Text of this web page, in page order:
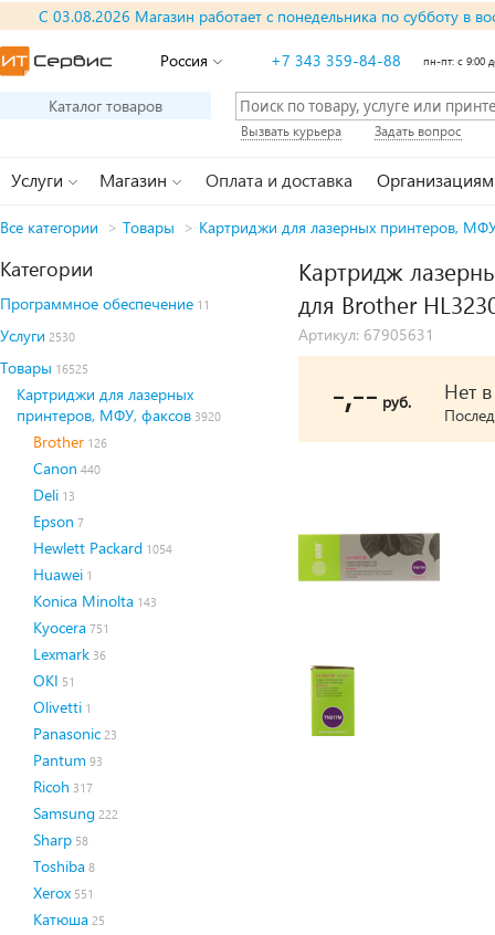
С 03.08.2026 Магазин работает с понедельника по субботу в
Россия +7 343 359-84-88 пн-пт: с 9:00
Каталог товаров
Вызвать курьера Задать вопрос
Услуги Магазин Оплата и доставка Организациям
Все категории > Товары > Картриджи для лазерных принтеров,
Категории
Программное обеспечение 11
Услуги 2530
Товары 16525
Картриджи для лазерных
принтеров, МФУ, факсов 3920
Brother 126
Canon 440
Deli 13
Epson 7
Hewlett Packard 1054
Huawei 1
Konica Minolta 143
Kyocera 751
Lexmark 36
OKI 51
Olivetti 1
Panasonic 23
Pantum 93
Ricoh 317
Samsung 222
Sharp 58
Toshiba 8
Xerox 551
Катюша 25
Картридж
для Brother
Артикул: 67905631
-,-- руб. Нет